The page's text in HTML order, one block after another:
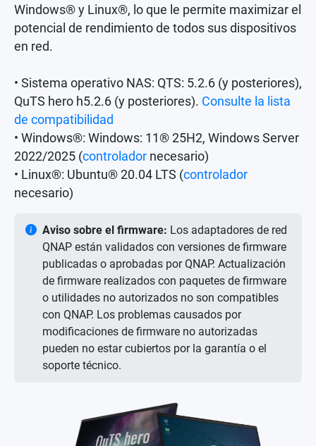
Windows® y Linux®, lo que le permite maximizar el
potencial de rendimiento de todos sus dispositivos
en red.
• Sistema operativo NAS: QTS: 5.2.6 (y posteriores),
QuTS hero h5.2.6 (y posteriores). Consulte la lista
de compatibilidad
• Windows®: Windows: 11® 25H2, Windows Server
2022/2025 (controlador necesario)
• Linux®: Ubuntu® 20.04 LTS (controlador
necesario)
Aviso sobre el firmware: Los adaptadores de red
QNAP están validados con versiones de firmware
publicadas o aprobadas por QNAP. Actualización
de firmware realizados con paquetes de firmware
o utilidades no autorizados no son compatibles
con QNAP. Los problemas causados por
modificaciones de firmware no autorizadas
pueden no estar cubiertos por la garantía o el
soporte técnico.